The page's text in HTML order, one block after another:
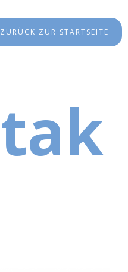
ZURÜCK ZUR STARTSEITE